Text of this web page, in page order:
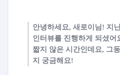
안녕하세요, 새로이님! 지
인터뷰를 진행하게 되셨어
짧지 않은 시간인데요, 그
지 궁금해요!